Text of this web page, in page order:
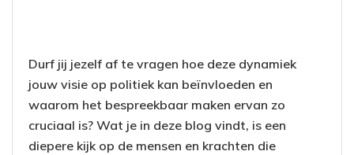
Durf jij jezelf af te vragen hoe deze dynamiek
jouw visie op politiek kan beïnvloeden en
waarom het bespreekbaar maken ervan zo
cruciaal is? Wat je in deze blog vindt, is een
diepere kijk op de mensen en krachten die